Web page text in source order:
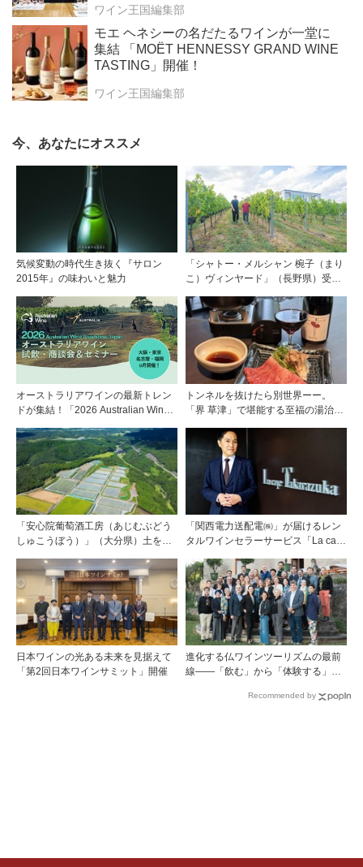
ワイン王国編集部
モエ ヘネシーの名だたるワインが一堂に
集結 「MOËT HENNESSY GRAND WINE
TASTING」開催！
ワイン王国編集部
今、あなたにオススメ
気候変動の時代生き抜く『サロン
2015年』の味わいと魅力
「シャトー・メルシャン 椀子（まり
こ）ヴィンヤード」（長野県）受け
の魅力
オーストラリアワインの最新トレン
ドが集結！「2026 Australian Wine
で開催
トンネルを抜けたら別世界ーー。
「界 草津」で堪能する至福の湯治と
「安心院葡萄酒工房（あじむぶどう
しゅこうぼう）」（大分県）土を作
ワインに実を結ぶ
「関西電力送配電㈱」が届けるレン
タルワインセラーサービス「La cave
ェフソムリエの塚元 晃氏が初訪問！
日本ワインの光ある未来を見据えて
「第2回日本ワインサミット」開催
進化する仏ワインツーリズムの最前
線――「飲む」から「体験する」プ
フランスのドメーヌグループ組織が
Recommended by